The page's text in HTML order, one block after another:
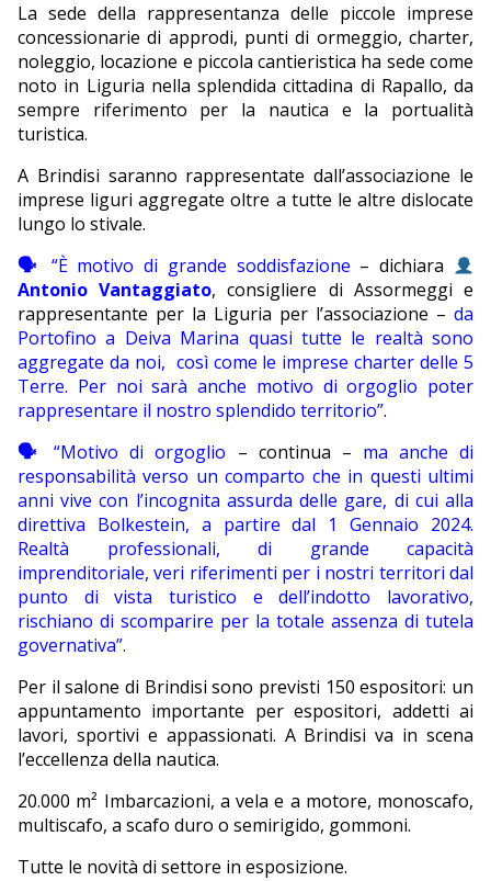
La sede della rappresentanza delle piccole imprese
concessionarie di approdi, punti di ormeggio, charter,
noleggio, locazione e piccola cantieristica ha sede come
noto in Liguria nella splendida cittadina di Rapallo, da
sempre riferimento per la nautica e la portualità
turistica.
A Brindisi saranno rappresentate dall’associazione le
imprese liguri aggregate oltre a tutte le altre dislocate
lungo lo stivale.
🗣 “È motivo di grande soddisfazione – dichiara
Antonio Vantaggiato, consigliere di Assormeggi e
rappresentante per la Liguria per l’associazione – da
Portofino a Deiva Marina quasi tutte le realtà sono
aggregate da noi, così come le imprese charter delle 5
Terre. Per noi sarà anche motivo di orgoglio poter
rappresentare il nostro splendido territorio”.
🗣“Motivo di orgoglio – continua – ma anche di
responsabilità verso un comparto che in questi ultimi
anni vive con l’incognita assurda delle gare, di cui alla
direttiva Bolkestein, a partire dal 1 Gennaio 2024.
Realtà professionali, di grande capacità
imprenditoriale, veri riferimenti per i nostri territori dal
punto di vista turistico e dell’indotto lavorativo,
rischiano di scomparire per la totale assenza di tutela
governativa”.
Per il salone di Brindisi sono previsti 150 espositori: un
appuntamento importante per espositori, addetti ai
lavori, sportivi e appassionati. A Brindisi va in scena
l’eccellenza della nautica.
20.000 m² Imbarcazioni, a vela e a motore, monoscafo,
multiscafo, a scafo duro o semirigido, gommoni.
Tutte le novità di settore in esposizione.